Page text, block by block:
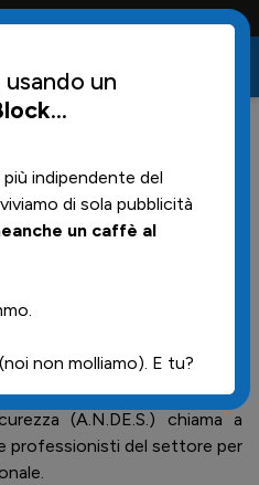
portano tutta la vita
il
A.N.DE.S.
stadi
hanno rivoluzionato la
stadi italiani, l’Associazione
(A.N.DE.S.) chiama a
professionisti del settore per
un
...
più indipendente del
di sola pubblicità
un caffè al
(noi non molliamo). E tu?